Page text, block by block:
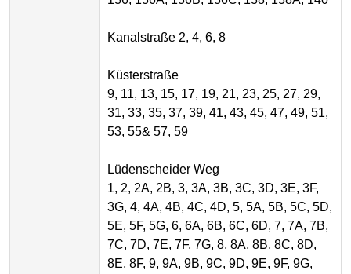
Kanalstraße 2, 4, 6, 8
Küsterstraße
9, 11, 13, 15, 17, 19, 21, 23, 25, 27, 29,
31, 33, 35, 37, 39, 41, 43, 45, 47, 49, 51,
53, 55& 57, 59
Lüdenscheider Weg
1, 2, 2A, 2B, 3, 3A, 3B, 3C, 3D, 3E, 3F,
3G, 4, 4A, 4B, 4C, 4D, 5, 5A, 5B, 5C, 5D,
5E, 5F, 5G, 6, 6A, 6B, 6C, 6D, 7, 7A, 7B,
7C, 7D, 7E, 7F, 7G, 8, 8A, 8B, 8C, 8D,
8E, 8F, 9, 9A, 9B, 9C, 9D, 9E, 9F, 9G,